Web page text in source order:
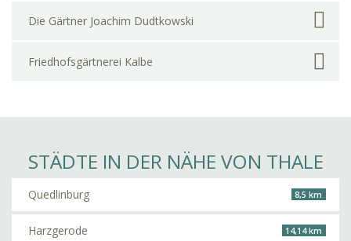
Die Gärtner Joachim Dudtkowski
Friedhofsgärtnerei Kalbe
STÄDTE IN DER NÄHE VON THALE
Quedlinburg 8,5 km
Harzgerode 14,14 km